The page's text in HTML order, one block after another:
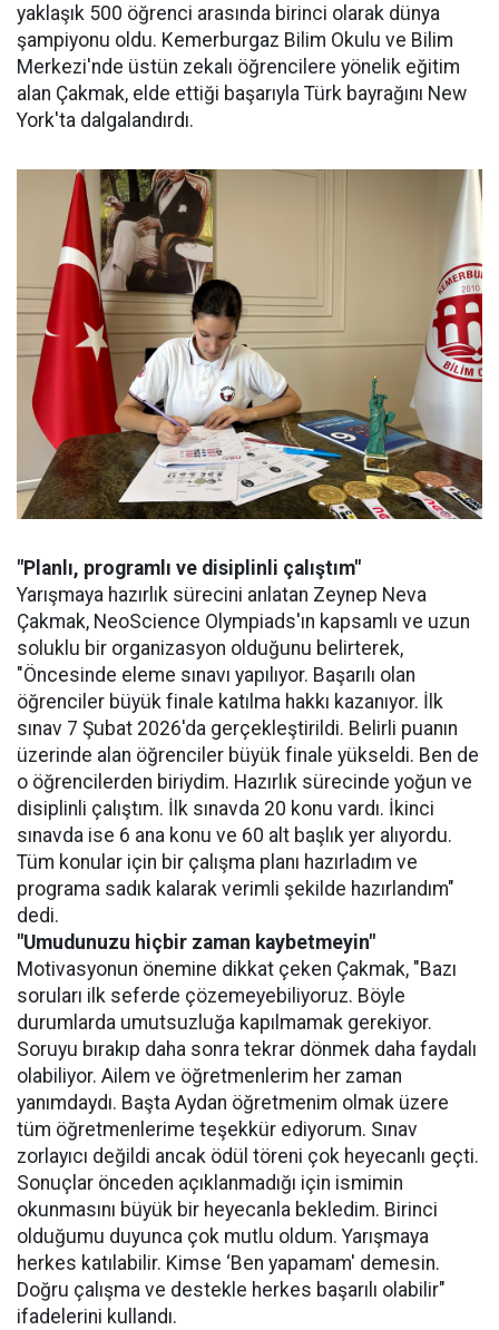
yaklaşık 500 öğrenci arasında birinci olarak dünya
şampiyonu oldu. Kemerburgaz Bilim Okulu ve Bilim
Merkezi'nde üstün zekalı öğrencilere yönelik eğitim
alan Çakmak, elde ettiği başarıyla Türk bayrağını New
York'ta dalgalandırdı.
"Planlı, programlı ve disiplinli çalıştım"
Yarışmaya hazırlık sürecini anlatan Zeynep Neva
Çakmak, NeoScience Olympiads'ın kapsamlı ve uzun
soluklu bir organizasyon olduğunu belirterek,
"Öncesinde eleme sınavı yapılıyor. Başarılı olan
öğrenciler büyük finale katılma hakkı kazanıyor. İlk
sınav 7 Şubat 2026'da gerçekleştirildi. Belirli puanın
üzerinde alan öğrenciler büyük finale yükseldi. Ben de
o öğrencilerden biriydim. Hazırlık sürecinde yoğun ve
disiplinli çalıştım. İlk sınavda 20 konu vardı. İkinci
sınavda ise 6 ana konu ve 60 alt başlık yer alıyordu.
Tüm konular için bir çalışma planı hazırladım ve
programa sadık kalarak verimli şekilde hazırlandım"
dedi.
"Umudunuzu hiçbir zaman kaybetmeyin"
Motivasyonun önemine dikkat çeken Çakmak, "Bazı
soruları ilk seferde çözemeyebiliyoruz. Böyle
durumlarda umutsuzluğa kapılmamak gerekiyor.
Soruyu bırakıp daha sonra tekrar dönmek daha faydalı
olabiliyor. Ailem ve öğretmenlerim her zaman
yanımdaydı. Başta Aydan öğretmenim olmak üzere
tüm öğretmenlerime teşekkür ediyorum. Sınav
zorlayıcı değildi ancak ödül töreni çok heyecanlı geçti.
Sonuçlar önceden açıklanmadığı için ismimin
okunmasını büyük bir heyecanla bekledim. Birinci
olduğumu duyunca çok mutlu oldum. Yarışmaya
herkes katılabilir. Kimse ‘Ben yapamam' demesin.
Doğru çalışma ve destekle herkes başarılı olabilir"
ifadelerini kullandı.